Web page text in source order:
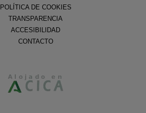
POLÍTICA DE COOKIES
TRANSPARENCIA
ACCESIBILIDAD
CONTACTO